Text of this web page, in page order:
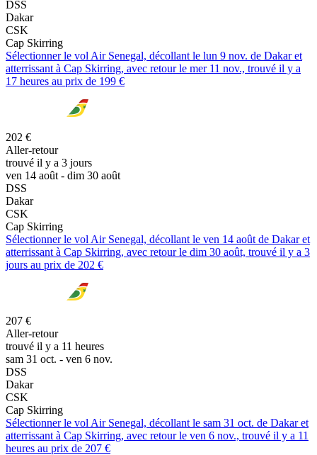
DSS
Dakar
CSK
Cap Skirring
Sélectionner le vol Air Senegal, décollant le lun 9 nov. de Dakar et
atterrissant à Cap Skirring, avec retour le mer 11 nov., trouvé il y a
17 heures au prix de 199 €
202 €
Aller-retour
trouvé il y a 3 jours
ven 14 août - dim 30 août
DSS
Dakar
CSK
Cap Skirring
Sélectionner le vol Air Senegal, décollant le ven 14 août de Dakar et
atterrissant à Cap Skirring, avec retour le dim 30 août, trouvé il y a 3
jours au prix de 202 €
207 €
Aller-retour
trouvé il y a 11 heures
sam 31 oct. - ven 6 nov.
DSS
Dakar
CSK
Cap Skirring
Sélectionner le vol Air Senegal, décollant le sam 31 oct. de Dakar et
atterrissant à Cap Skirring, avec retour le ven 6 nov., trouvé il y a 11
heures au prix de 207 €